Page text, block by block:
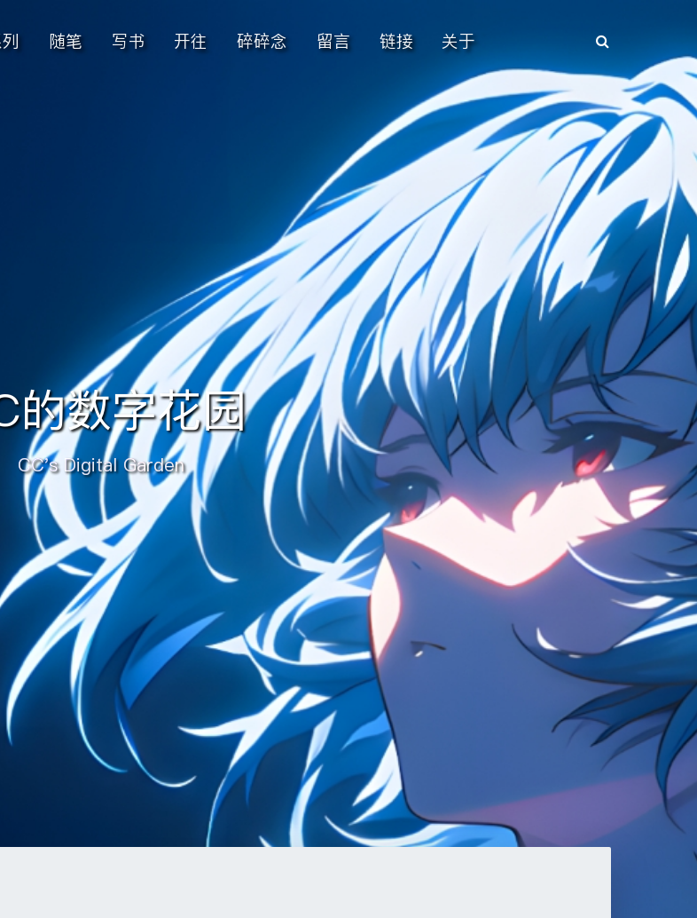
随笔 写书 开往 碎碎念 留言 链接 关于
的数字花园
CC's Digital Garden